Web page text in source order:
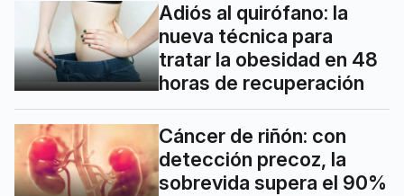
Adiós al quirófano: la
nueva técnica para
tratar la obesidad en 48
horas de recuperación
Cáncer de riñón: con
detección precoz, la
sobrevida supera el 90%